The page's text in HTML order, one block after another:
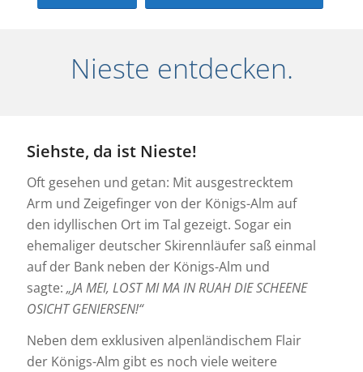
Nieste entdecken.
Siehste, da ist Nieste!
Oft gesehen und getan: Mit ausgestrecktem
Arm und Zeigefinger von der Königs-Alm auf
den idyllischen Ort im Tal gezeigt. Sogar ein
ehemaliger deutscher Skirennläufer saß einmal
auf der Bank neben der Königs-Alm und
sagte: „JA MEI, LOST MI MA IN RUAH DIE SCHEENE
OSICHT GENIERSEN!“
Neben dem exklusiven alpenländischem Flair
der Königs-Alm gibt es noch viele weitere